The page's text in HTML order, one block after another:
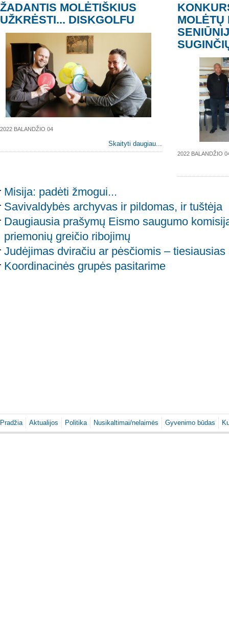
ŽADANTIS MOLĖTIŠKIUS
UŽKRĖSTI... DISKGOLFU
2022 BALANDŽIO 04
Skaityti daugiau...
MOLĖTŲ
2022 BALANDŽIO
Misija: padėti žmogui...
Savivaldybės archyvas ir pildomas, ir tuštėja
Daugiausia prašymų Eismo saugumo
priemonių greičio ribojimų
Judėjimas dviračiu ar pėsčiomis –
Koordinacinės grupės pasitarime
Pradžia Aktualijos Politika Nusikaltimai/nelaimės Gyvenimo būdas